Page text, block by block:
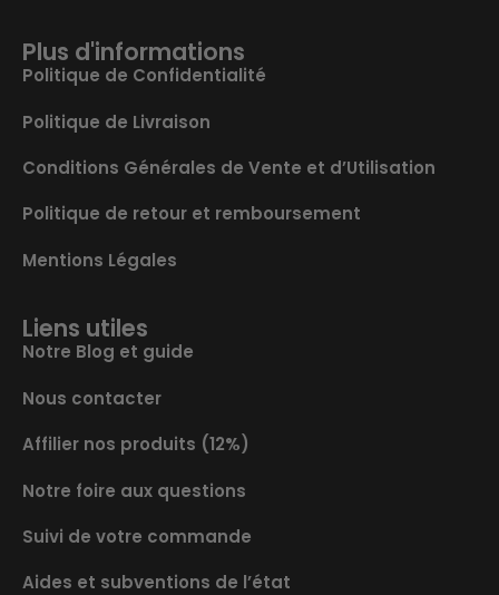
Plus d'informations
Politique de Confidentialité
Politique de Livraison
Conditions Générales de Vente et d’Utilisation
Politique de retour et remboursement
Mentions Légales
Liens utiles
Notre Blog et guide
Nous contacter
Affilier nos produits (12%)
Notre foire aux questions
Suivi de votre commande
Aides et subventions de l’état